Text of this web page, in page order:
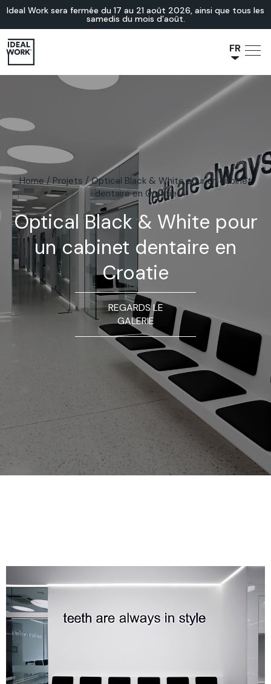
Ideal Work sera fermée du 17 au 21 août 2026, ainsi que tous les
samedis du mois d’août.
FR
JA
DE
Home/Projets /Optical Black & White pour un cabinet
dentaire en Croatie
Optical Black & White pour
un cabinet dentaire en
Croatie
REGARDS LE
GALERIE